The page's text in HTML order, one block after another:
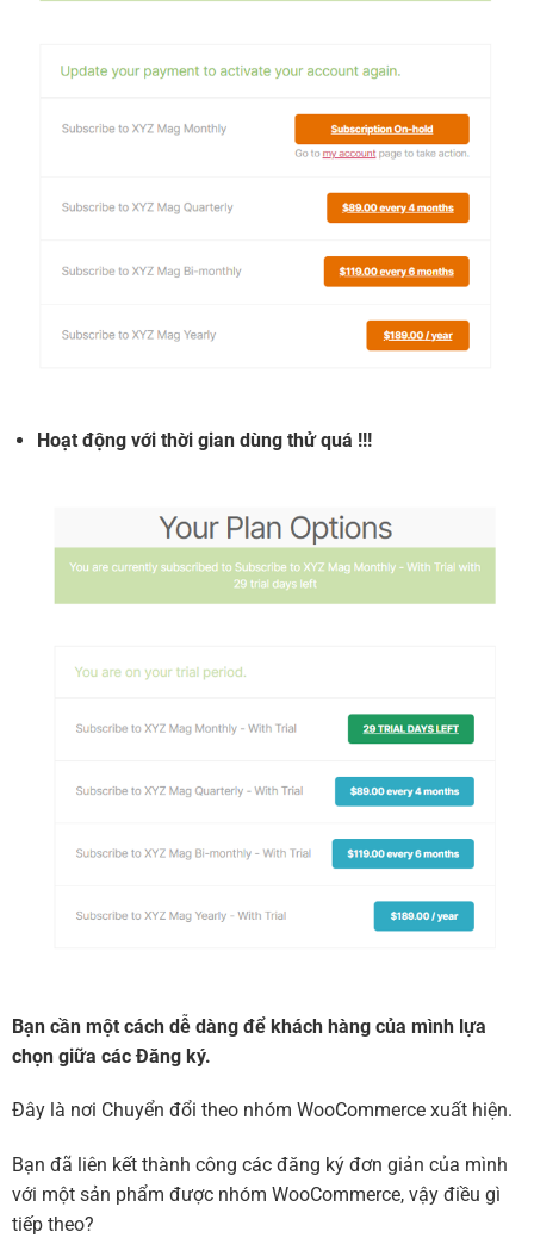
Hoạt động với thời gian dùng thử quá !!!
Bạn cần một cách dễ dàng để khách hàng của mình lựa
chọn giữa các Đăng ký.
Đây là nơi Chuyển đổi theo nhóm WooCommerce xuất hiện.
Bạn đã liên kết thành công các đăng ký đơn giản của mình
với một sản phẩm được nhóm WooCommerce, vậy điều gì
tiếp theo?